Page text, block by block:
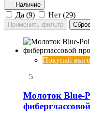
Наличие
Да (9) Нет (29)
Покупай
5
Молоток Blue-